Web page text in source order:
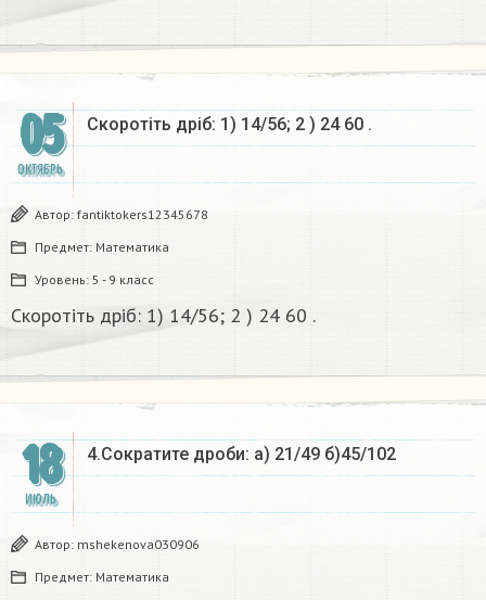
05
ОКТЯБРЬ
Скоротіть дріб: 1) 14/56; 2 ) 24 60 .
Автор: fantiktokers12345678
Предмет: Математика
Уровень: 5 - 9 класс
Скоротіть дріб: 1) 14/56; 2 ) 24 60 .
18
ИЮЛЬ
4.Сократите дроби: а) 21/49 б)45/102​
Автор: mshekenova030906
Предмет: Математика